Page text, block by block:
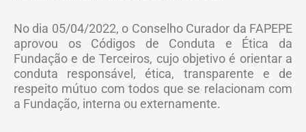
No dia 05/04/2022, o Conselho Curador da FAPEPE
aprovou os Códigos de Conduta e Ética da
Fundação e de Terceiros, cujo objetivo é orientar a
conduta responsável, ética, transparente e de
respeito mútuo com todos que se relacionam com
a Fundação, interna ou externamente.